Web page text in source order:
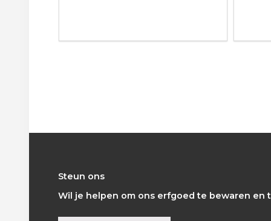
Steun ons
Wil je helpen om ons erfgoed te bewaren en